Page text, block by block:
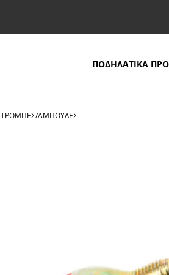
ΠΟΔΗΛΑΤΙΚΑ
ΤΡΟΜΠΕΣ/ΑΜΠΟΥΛΕΣ